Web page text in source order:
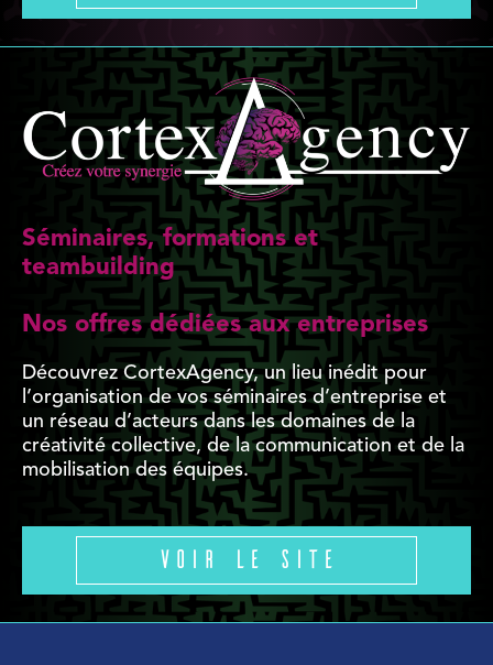
Séminaires, formations et
teambuilding
Nos offres dédiées aux entreprises
Découvrez CortexAgency, un lieu inédit pour
l’organisation de vos séminaires d’entreprise et
un réseau d’acteurs dans les domaines de la
créativité collective, de la communication et de la
mobilisation des équipes.
Voir le site